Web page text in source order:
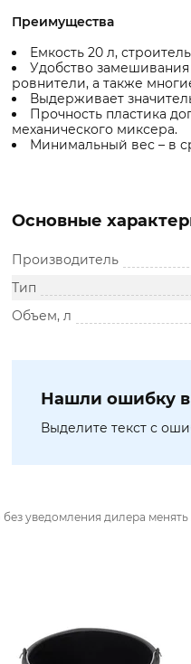
Преимущества
Емкость 20 л,
Удобство
ровнители, а также
Выдерживает
Прочность пластика
механического миксера.
Минимальный вес – в
Основные
Производитель
Тип
Объем, л
Нашли ошибку
Выделите текст с
уведомления дилера